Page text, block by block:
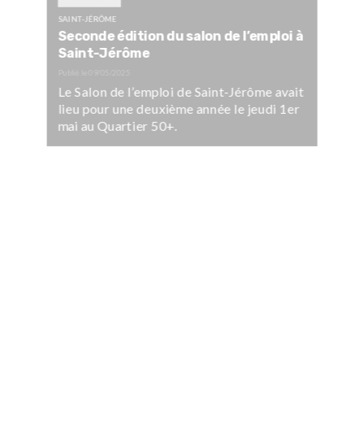
SAINT-JÉRÔME
Seconde édition du salon de l’emploi à
Saint-Jérôme
Le Salon de l’emploi de Saint-Jérôme avait
lieu pour une deuxième année le jeudi 1er
mai au Quartier 50+.